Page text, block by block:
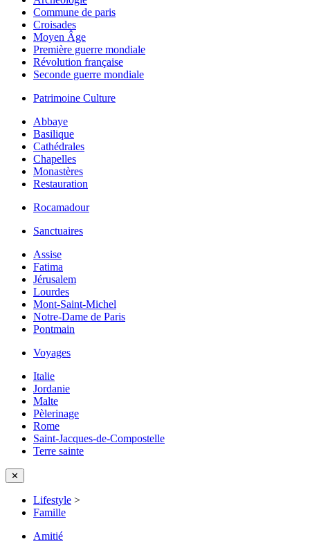
Commune de paris
Croisades
Moyen Âge
Première guerre mondiale
Révolution française
Seconde guerre mondiale
Patrimoine Culture
Abbaye
Basilique
Cathédrales
Chapelles
Monastères
Restauration
Rocamadour
Sanctuaires
Assise
Fatima
Jérusalem
Lourdes
Mont-Saint-Michel
Notre-Dame de Paris
Pontmain
Voyages
Italie
Jordanie
Malte
Pèlerinage
Rome
Saint-Jacques-de-Compostelle
Terre sainte
✕
Lifestyle >
Famille
Amitié